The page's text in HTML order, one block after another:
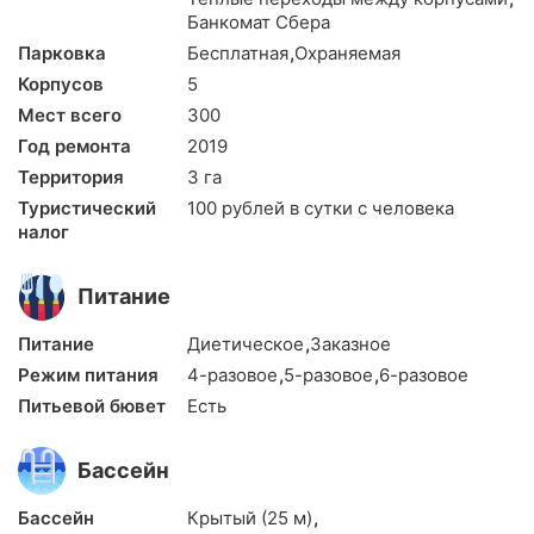
3-местный «Стандарт» (20 м²)
2-комнатный «Смежный» (35 м²)
2-комнатный «Люкс» (62 м²)
Досуг
Досуговая программа тесно связана с лечением.
Спортивные занятия:
Теннис
Бадминтон
Волейбол
Прокат велосипедов
Скандинавская ходьба
время года)
Спортивные игры и турниры на универсальной
площадке
Банкомат Сбера
Парковка
Бесплатная,Охраняемая
Корпусов
5
Мест всего
300
Год ремонта
2019
Территория
3 га
Туристический
налог
100 рублей в сутки с человека
Питание
Питание Диетическое,Заказное
Режим питания
4-разовое,5-разовое,6-разовое
Питьевой бювет
Есть
Бассейн
Бассейн Крытый (25 м),